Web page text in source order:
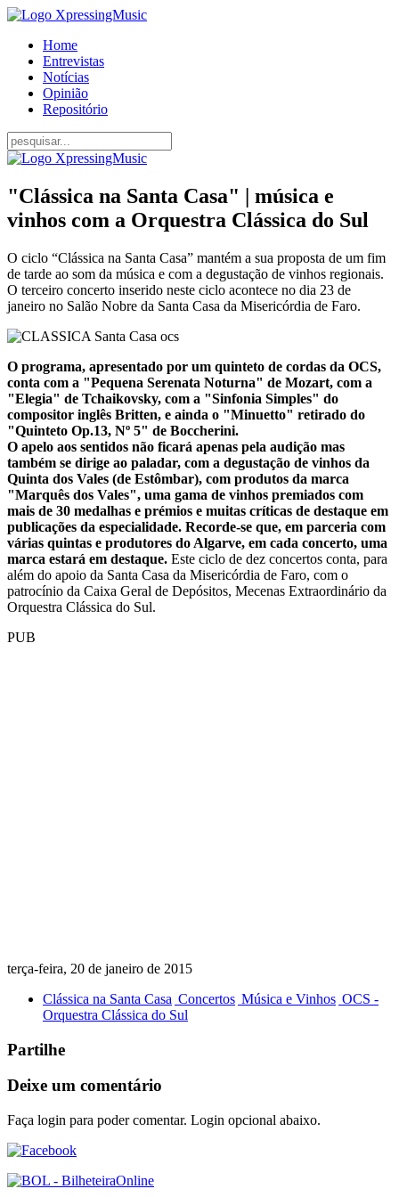
Home
Entrevistas
Notícias
Opinião
Repositório
"Clássica na Santa Casa" | música e
vinhos com a Orquestra Clássica do Sul
O ciclo “Clássica na Santa Casa” mantém a sua proposta de um fim
de tarde ao som da música e com a degustação de vinhos regionais.
O terceiro concerto inserido neste ciclo acontece no dia 23 de
janeiro no Salão Nobre da Santa Casa da Misericórdia de Faro.
O programa, apresentado por um quinteto de cordas da OCS,
conta com a "Pequena Serenata Noturna" de Mozart, com a
"Elegia" de Tchaikovsky, com a "Sinfonia Simples" do
compositor inglês Britten, e ainda o "Minuetto" retirado do
"Quinteto Op.13, Nº 5" de Boccherini.
O apelo aos sentidos não ficará apenas pela audição mas
também se dirige ao paladar, com a degustação de vinhos da
Quinta dos Vales (de Estômbar), com produtos da marca
"Marquês dos Vales", uma gama de vinhos premiados com
mais de 30 medalhas e prémios e muitas críticas de destaque em
publicações da especialidade. Recorde-se que, em parceria com
várias quintas e produtores do Algarve, em cada concerto, uma
marca estará em destaque. Este ciclo de dez concertos conta, para
além do apoio da Santa Casa da Misericórdia de Faro, com o
patrocínio da Caixa Geral de Depósitos, Mecenas Extraordinário da
Orquestra Clássica do Sul.
PUB
terça-feira, 20 de janeiro de 2015
Clássica na Santa Casa Concertos Música e Vinhos OCS -
Orquestra Clássica do Sul
Partilhe
Deixe um comentário
Faça login para poder comentar. Login opcional abaixo.